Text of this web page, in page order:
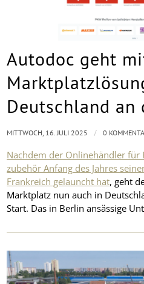
Autodoc geht
Deutschland an
Nachdem der Onlinehändler für
zubehör Anfang des Jahres
Frankreich gelauncht hat, geht
Marktplatz nun auch in
Start. Das in Berlin ansässige
MITTWOCH, 16. JULI 2025 / 0